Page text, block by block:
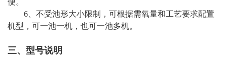
便。
6、不受池形大小限制，可根据需氧量和工艺要求配置
机型，可一池一机，也可一池多机。
三、型号说明